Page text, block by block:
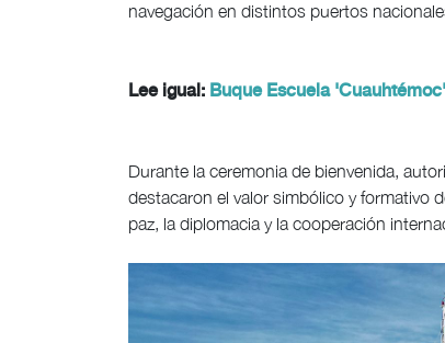
navegación en distintos puertos
Lee igual: Buque Escuela
Durante la ceremonia de bienvenida,
destacaron el valor simbólico y formativo
paz, la diplomacia y la cooperación